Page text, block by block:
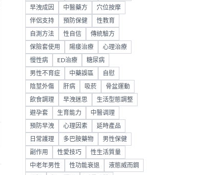
早洩成因 中醫藥方 穴位按摩
伴侶支持 預防保健 性教育
自測方法 性自信 傳統驗方
保險套使用 陽痿治療 心理治療
慢性病 ED治療 糖尿病
男性不育症 中藥誤區 自慰
陰莖外傷 肝病 吸菸 骨盆運動
飲食調理 早洩迷思 生活型態調整
避孕套 生育能力 中醫调理
預防早洩 心理因素 延時產品
日常護理 多巴胺藥物 男性保健
副作用 性愛技巧 性生活質量
中老年男性 性功能衰退 液態威而鋼